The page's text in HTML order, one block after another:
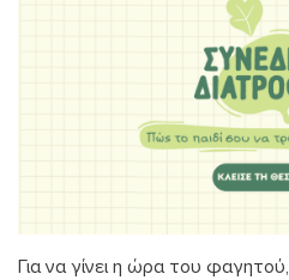
Για να γίνει η ώρα του